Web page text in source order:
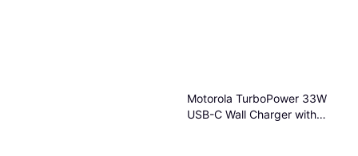
Motorola TurboPower 33W
USB-C Wall Charger with